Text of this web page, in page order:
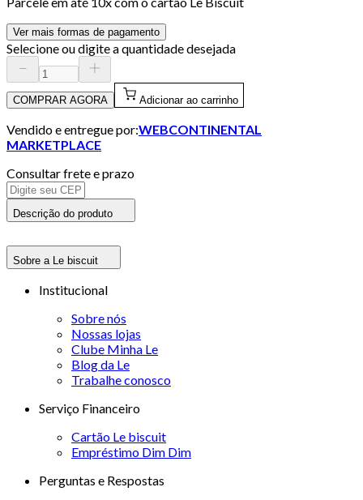
Ver mais formas de pagamento
Selecione ou digite a quantidade desejada
COMPRAR AGORA Adicionar ao carrinho
Vendido e entregue por:WEBCONTINENTAL
MARKETPLACE
Consultar frete e prazo
Descrição do produto
Sobre a Le biscuit
Institucional
Sobre nós
Nossas lojas
Clube Minha Le
Blog da Le
Trabalhe conosco
Serviço Financeiro
Cartão Le biscuit
Empréstimo Dim Dim
Perguntas e Respostas